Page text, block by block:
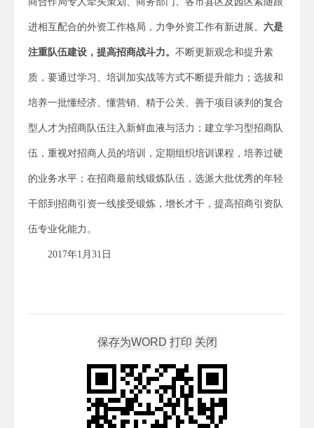
进相互配合的外资工作格局，力争外资工作有新进展。 六是
注重队伍建设，提高招商战斗力。 不断更新观念和提升素
质，要通过学习、培训加实战等方式不断提升能力；选拔和
培养一批懂经济、懂营销、精于公关、善于项目谈判的复合
型人才为招商队伍注入新鲜血液与活力；建立学习型招商队
伍，重视对招商人员的培训，定期组织培训课程，培养过硬
的业务水平；在招商最前线锻炼队伍，选派大批优秀的年轻
干部到招商引资一线接受锻炼，增长才干，提高招商引资队
伍专业化能力。
2017年1月31日